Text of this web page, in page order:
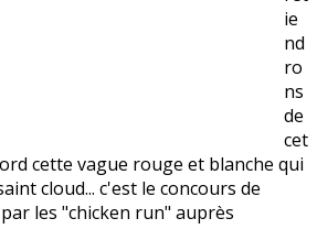
ie
nd
ro
ns
de
cet
cette vague rouge et blanche qui
cloud... c'est le concours de
les "chicken run" auprès